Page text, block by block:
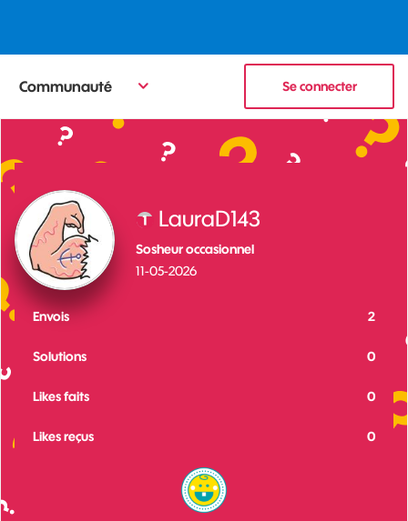
Communauté Se connecter
LauraD143
Sosheur occasionnel
‎11-05-2026
2
Envois
0
Solutions
0
Likes faits
0
Likes reçus